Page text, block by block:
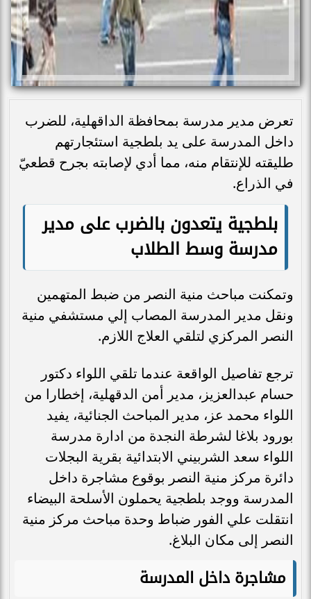
تعرض مدير مدرسة بمحافظة الداقهلية، للضرب
داخل المدرسة على يد بلطجية استئجارتهم
طليقته للإنتقام منه، مما أدي لإصابته بجرح قطعيّ
في الذراع.
بلطجية يتعدون بالضرب على مدير
مدرسة وسط الطلاب
وتمكنت مباحث منية النصر من ضبط المتهمين
ونقل مدير المدرسة المصاب إلي مستشفي منية
النصر المركزي لتلقي العلاج اللازم.
ترجع تفاصيل الواقعة عندما تلقي اللواء دكتور
حسام عبدالعزيز، مدير أمن الدقهلية، إخطارا من
اللواء محمد عز، مدير المباحث الجنائية، يفيد
بورود بلاغا لشرطة النجدة من ادارة مدرسة
اللواء سعد الشربيني الابتدائية بقرية البجلات
دائرة مركز منية النصر بوقوع مشاجرة داخل
المدرسة ووجد بلطجية يحملون الأسلحة البيضاء
انتقلت علي الفور ضباط وحدة مباحث مركز منية
النصر إلى مكان البلاغ.
مشاجرة داخل المدرسة